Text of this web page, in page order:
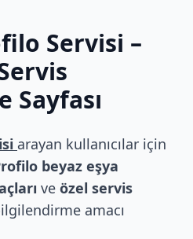
Servisi –
Sayfası
arayan kullanıcılar için
beyaz eşya
ve özel servis
amacı